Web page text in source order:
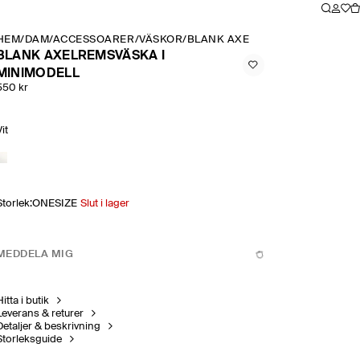
/ DAM/ACCESSOARER/VÄSKOR/ BLANK AXELREMSVÄSKA I
AXELREMSVÄSKA I
kr
:ONESIZE Slut i lager
MIG
i butik
& returer
& beskrivning